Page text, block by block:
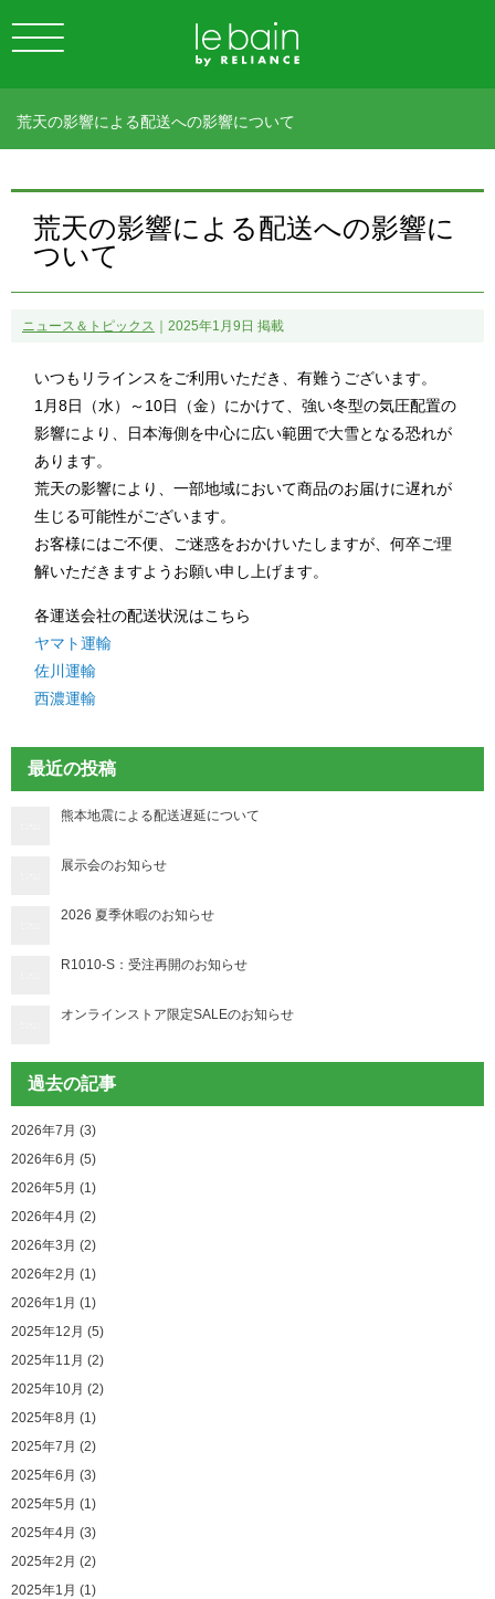
荒天の影響による配送への影響について
荒天の影響による配送への影響に
ついて
ニュース＆トピックス ｜2025年1月9日 掲載
いつもリラインスをご利用いただき、有難うございます。
1月8日（水）～10日（金）にかけて、強い冬型の気圧配置の
影響により、日本海側を中心に広い範囲で大雪となる恐れが
あります。
荒天の影響により、一部地域において商品のお届けに遅れが
生じる可能性がございます。
お客様にはご不便、ご迷惑をおかけいたしますが、何卒ご理
解いただきますようお願い申し上げます。
各運送会社の配送状況はこちら
ヤマト運輸
佐川運輸
西濃運輸
最近の投稿
熊本地震による配送遅延について
展示会のお知らせ
2026 夏季休暇のお知らせ
R1010-S：受注再開のお知らせ
オンラインストア限定SALEのお知らせ
過去の記事
2026年7月 (3)
2026年6月 (5)
2026年5月 (1)
2026年4月 (2)
2026年3月 (2)
2026年2月 (1)
2026年1月 (1)
2025年12月 (5)
2025年11月 (2)
2025年10月 (2)
2025年8月 (1)
2025年7月 (2)
2025年6月 (3)
2025年5月 (1)
2025年4月 (3)
2025年2月 (2)
2025年1月 (1)